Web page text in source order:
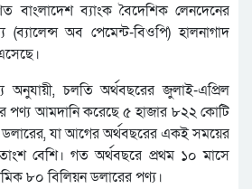
বাংলাদেশ ব্যাংক বৈদেশিক লেনদেনের
(ব্যালেন্স অব পেমেন্ট-বিওপি) হালনাগাদ
অনুযায়ী, চলতি অর্থবছরের জুলাই-এপ্রিল
পণ্য আমদানি করেছে ৫ হাজার ৮২২ কোটি
যা আগের অর্থবছরের একই সময়ের
বেশি। গত অর্থবছরে প্রথম ১০ মাসে
৮০ বিলিয়ন ডলারের পণ্য।